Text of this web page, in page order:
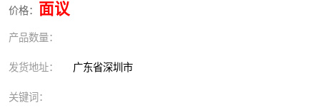
价格： 面议
产品数量：
发货地址： 广东省深圳市
关键词：